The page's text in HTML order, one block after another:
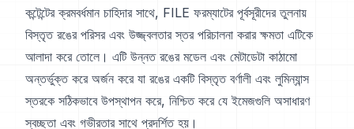
কন্টেন্টের ক্রমবর্ধমান চাহিদার সাথে, FILE ফরম্যাটের পূর্বসূরীদের তুলনায়
বিস্তৃত রঙের পরিসর এবং উজ্জ্বলতার স্তর পরিচালনা করার ক্ষমতা এটিকে
আলাদা করে তোলে। এটি উন্নত রঙের মডেল এবং মেটাডেটা কাঠামো
অন্তর্ভুক্ত করে অর্জন করে যা রঙের একটি বিস্তৃত বর্ণালী এবং লুমিন্যান্স
স্তরকে সঠিকভাবে উপস্থাপন করে, নিশ্চিত করে যে ইমেজগুলি অসাধারণ
স্বচ্ছতা এবং গভীরতার সাথে প্রদর্শিত হয়।